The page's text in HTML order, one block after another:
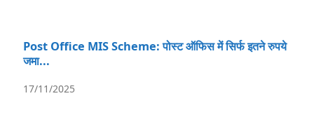
Post Office MIS Scheme: पोस्ट ऑफिस में सिर्फ इतने रुपये
जमा...
17/11/2025